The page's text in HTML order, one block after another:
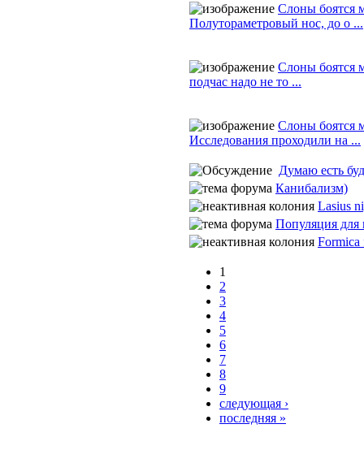
Слоны боятся
Полутораметровый нос, до о ...
Слоны боятся
подчас надо не то ...
Слоны боятся
Исследования проходили на ...
Думаю есть
Канибализм)
Lasius
Популяция для
Formica
1
2
3
4
5
6
7
8
9
следующая ›
последняя »